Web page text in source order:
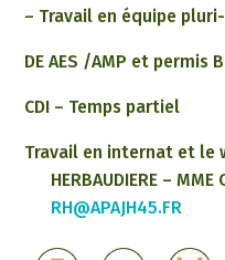
– Travail en équipe
DE AES /AMP et permis
CDI – Temps partiel
Travail en internat et le
HERBAUDIERE – MME
Adresse
RH@APAJH45.FR